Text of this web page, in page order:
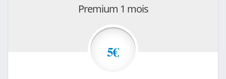
Premium 1 mois
5€